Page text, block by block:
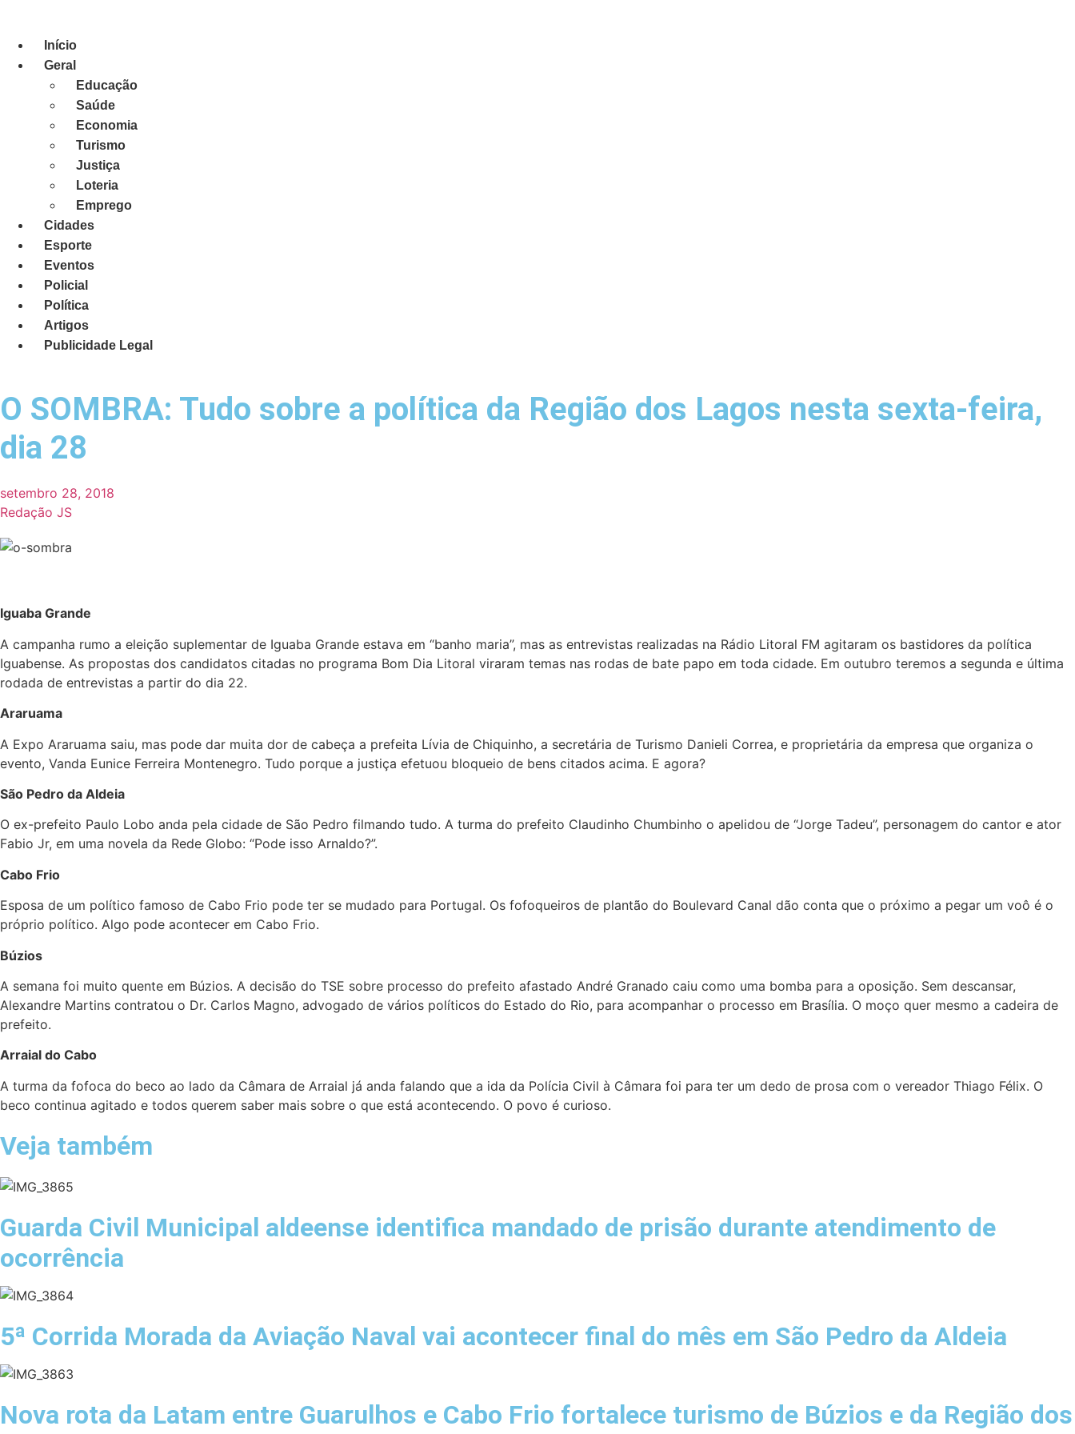
conteúdo
Início
Geral
Educação
Saúde
Economia
Turismo
Justiça
Loteria
Emprego
Cidades
Esporte
Eventos
Policial
Política
Artigos
Publicidade Legal
O SOMBRA: Tudo sobre a política da Região dos Lagos nesta sexta-feira,
dia 28
setembro 28, 2018
Redação JS
Iguaba Grande
A campanha rumo a eleição suplementar de Iguaba Grande estava em “banho maria”, mas as entrevistas realizadas na Rádio Litoral FM agitaram os bastidores da política
Iguabense. As propostas dos candidatos citadas no programa Bom Dia Litoral viraram temas nas rodas de bate papo em toda cidade. Em outubro teremos a segunda e última
rodada de entrevistas a partir do dia 22.
Araruama
A Expo Araruama saiu, mas pode dar muita dor de cabeça a prefeita Lívia de Chiquinho, a secretária de Turismo Danieli Correa, e proprietária da empresa que organiza o
evento, Vanda Eunice Ferreira Montenegro. Tudo porque a justiça efetuou bloqueio de bens citados acima. E agora?
São Pedro da Aldeia
O ex-prefeito Paulo Lobo anda pela cidade de São Pedro filmando tudo. A turma do prefeito Claudinho Chumbinho o apelidou de “Jorge Tadeu”, personagem do cantor e ator
Fabio Jr, em uma novela da Rede Globo: “Pode isso Arnaldo?”.
Cabo Frio
Esposa de um político famoso de Cabo Frio pode ter se mudado para Portugal. Os fofoqueiros de plantão do Boulevard Canal dão conta que o próximo a pegar um voô é o
próprio político. Algo pode acontecer em Cabo Frio.
Búzios
A semana foi muito quente em Búzios. A decisão do TSE sobre processo do prefeito afastado André Granado caiu como uma bomba para a oposição. Sem descansar,
Alexandre Martins contratou o Dr. Carlos Magno, advogado de vários políticos do Estado do Rio, para acompanhar o processo em Brasília. O moço quer mesmo a cadeira de
prefeito.
Arraial do Cabo
A turma da fofoca do beco ao lado da Câmara de Arraial já anda falando que a ida da Polícia Civil à Câmara foi para ter um dedo de prosa com o vereador Thiago Félix. O
beco continua agitado e todos querem saber mais sobre o que está acontecendo. O povo é curioso.
Veja também
Guarda Civil Municipal aldeense identifica mandado de prisão durante atendimento de
ocorrência
5ª Corrida Morada da Aviação Naval vai acontecer final do mês em São Pedro da Aldeia
Nova rota da Latam entre Guarulhos e Cabo Frio fortalece turismo de Búzios e da Região dos